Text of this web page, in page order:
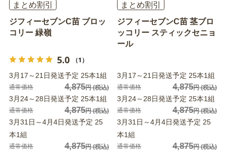
まとめ割引
ジフィーセブンC苗 ブロッ
コリー 緑嶺
5.0 （1）
3月17～21日発送予定 25本1組
通常価格 4,875円(税込)
3月24～28日発送予定 25本1組
通常価格 4,875円(税込)
3月31日～4月4日発送予定 25
本1組
通常価格 4,875円(税込)
まとめ割引
ジフィーセブンC苗 茎ブロ
ッコリー スティックセニョ
ール
3月17～21日発送予定 25本1組
通常価格 4,875円(税込)
3月24～28日発送予定 25本1組
通常価格 4,875円(税込)
3月31日～4月4日発送予定 25
本1組
通常価格 4,875円(税込)